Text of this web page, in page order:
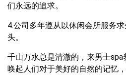
们永远的追求。
4.公司多年遵从以休闲会所服务
头。
千山万水总是清澈的，来男士
唤起人们对于美好的自然的记忆